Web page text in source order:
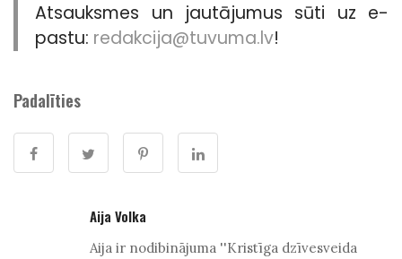
Atsauksmes un jautājumus sūti uz e-
pastu: redakcija@tuvuma.lv!
Padalīties
Aija Volka
Aija ir nodibinājuma ''Kristīga dzīvesveida